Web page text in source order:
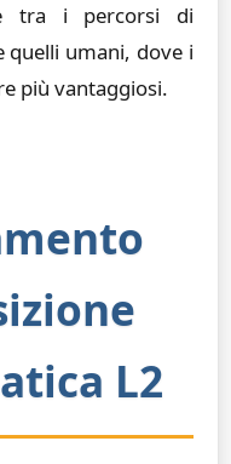
tra i percorsi di
umani, dove i
più vantaggiosi.
L2